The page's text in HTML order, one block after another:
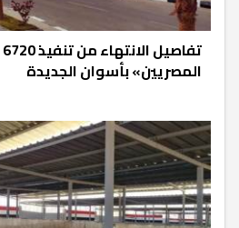
المصريين» بأسوان الجديدة